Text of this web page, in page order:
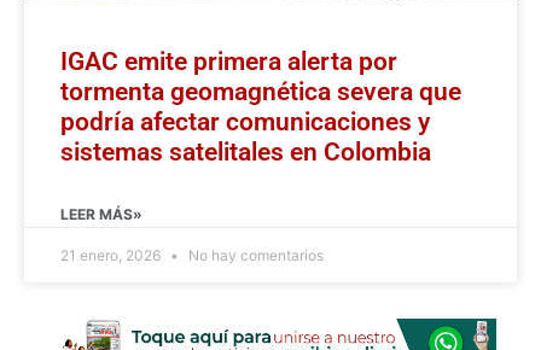
IGAC emite primera alerta por
tormenta geomagnética severa que
podría afectar comunicaciones y
sistemas satelitales en Colombia
LEER MÁS»
21 enero, 2026 No hay comentarios